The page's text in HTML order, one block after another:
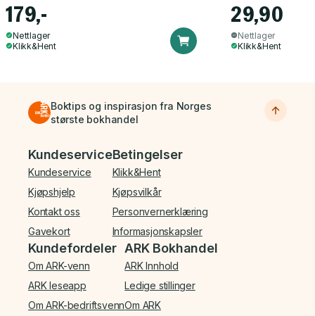
179,-
Nettlager
Klikk&Hent
29,90
Nettlager
Klikk&Hent
Boktips og inspirasjon fra Norges
største bokhandel
Bunnmeny
Kundeservice
Kundeservice
Kjøpshjelp
Kontakt oss
Gavekort
Betingelser
Klikk&Hent
Kjøpsvilkår
Personvernerklæring
Informasjonskapsler
Kundefordeler
Om ARK-venn
ARK leseapp
Om ARK-bedriftsvenn
ARK Bokhandel
ARK Innhold
Ledige stillinger
Om ARK